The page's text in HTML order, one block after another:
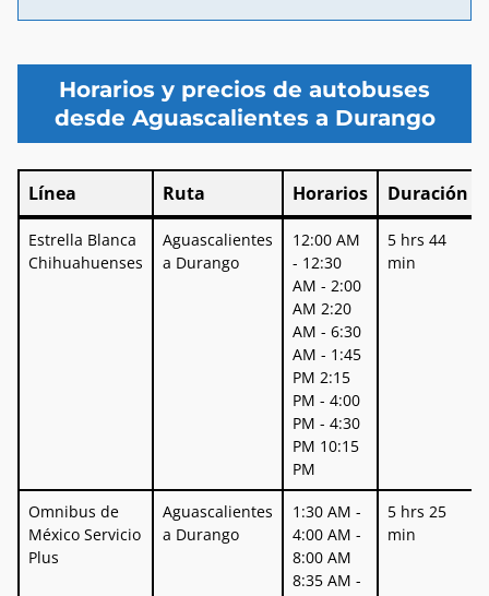
Horarios y precios de autobuses
desde Aguascalientes a Durango
Línea Ruta Horarios
Duración
Línea
Ruta Horarios Duración
Estrella Blanca
Chihuahuenses
Aguascalientes
a Durango
12:00 AM
- 12:30
AM - 2:00
AM 2:20
AM - 6:30
AM - 1:45
PM 2:15
PM - 4:00
PM - 4:30
PM 10:15
PM
5 hrs 44
min
Omnibus de
México Servicio
Plus
Aguascalientes
a Durango
1:30 AM -
4:00 AM -
8:00 AM
8:35 AM -
5 hrs 25
min